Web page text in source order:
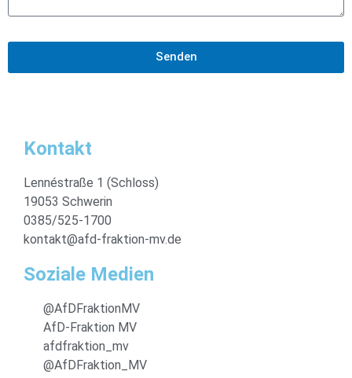
Senden
Kontakt
Lennéstraße 1 (Schloss)
19053 Schwerin
0385/525-1700
kontakt@afd-fraktion-mv.de
Soziale Medien
@AfDFraktionMV
AfD-Fraktion MV
afdfraktion_mv
@AfDFraktion_MV